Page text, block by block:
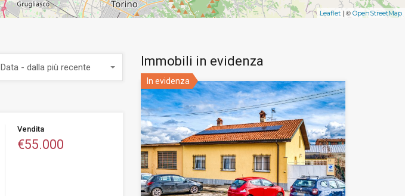
Leaflet | © OpenStreetMap
Data - dalla più recente
Vendita
€55.000
Immobili in evidenza
In evidenza